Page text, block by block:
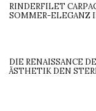
RINDERFILET
SOMMER-ELEGANZ
DIE RENAISSANCE
ÄSTHETIK DEN